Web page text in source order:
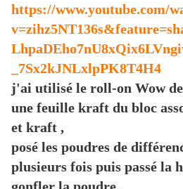
https://www.youtube.com/
_7Sx2kJNLxlpPK8T4H4
j'ai utilisé le roll-on Wow
une feuille kraft du bloc
et kraft ,
posé les poudres de
plusieurs fois puis passé la